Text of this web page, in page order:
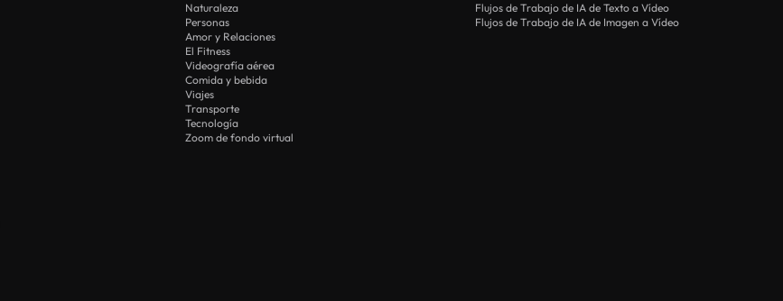
Naturaleza
Personas
Amor y Relaciones
El Fitness
Videografía aérea
Comida y bebida
Viajes
Transporte
Tecnología
Zoom de fondo virtual
Flujos de Trabajo de IA de Texto a Vídeo
Flujos de Trabajo de IA de Imagen a Vídeo